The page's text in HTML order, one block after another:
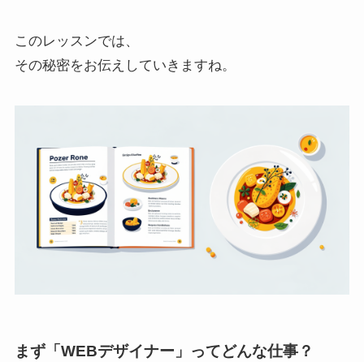
このレッスンでは、
その秘密をお伝えしていきますね。
まず「WEBデザイナー」ってどんな仕事？